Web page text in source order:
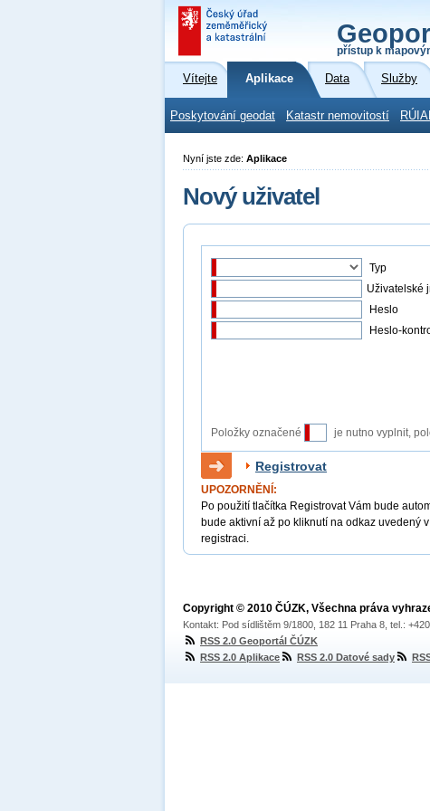
přístup k
Vítejte Aplikace Data Služby
Poskytování geodat Katastr nemovitostí
Nyní jste zde: Aplikace
Nový uživatel
Typ
Uživatelské
Heslo
Heslo-
Položky označené je nutno vyplnit,
Registrovat
UPOZORNĚNÍ:
Po použití tlačítka Registrovat Vám bude
bude aktivní až po kliknutí na odkaz uvedený
registraci.
Copyright © 2010 ČÚZK, Všechna práva
Kontakt: Pod sídlištěm 9/1800, 182 11 Praha 8, tel.:
RSS 2.0 Geoportál ČÚZK
RSS 2.0 Aplikace
RSS 2.0 Datové sady